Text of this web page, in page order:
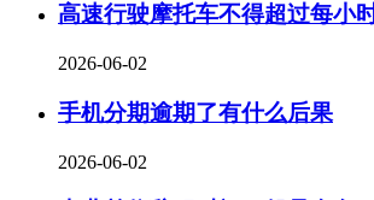
高速行驶摩托车不得超过每小
2026-06-02
手机分期逾期了有什么后果
2026-06-02